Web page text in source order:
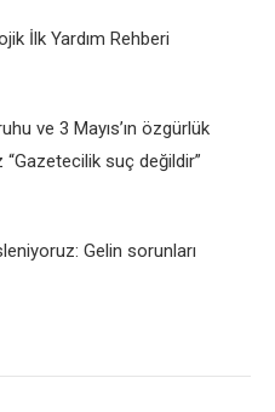
İlk Yardım Rehberi
ve 3 Mayıs’ın özgürlük
“Gazetecilik suç değildir”
Gelin sorunları